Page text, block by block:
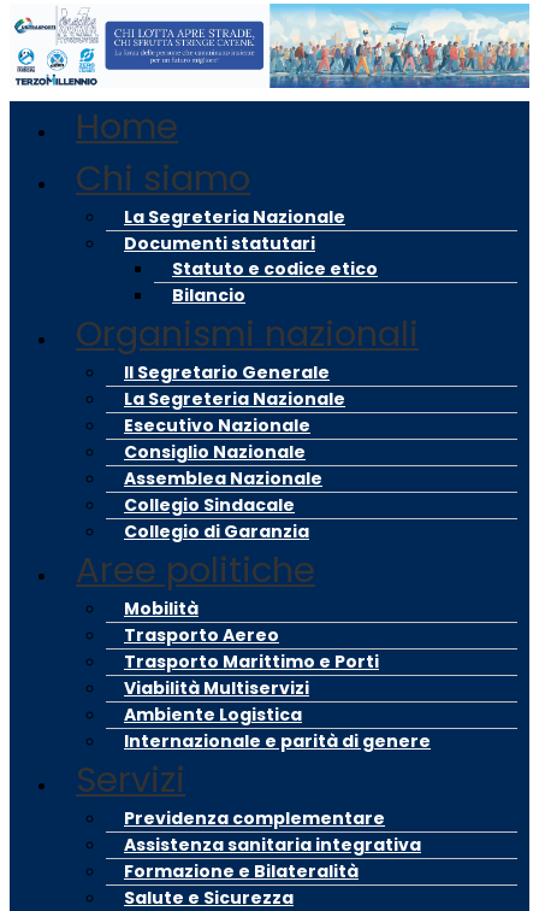
Vai
al
contenuto
Home
Chi siamo
La Segreteria Nazionale
Documenti statutari
Statuto e codice etico
Bilancio
Organismi nazionali
Il Segretario Generale
La Segreteria Nazionale
Esecutivo Nazionale
Consiglio Nazionale
Assemblea Nazionale
Collegio Sindacale
Collegio di Garanzia
Aree politiche
Mobilità
Trasporto Aereo
Trasporto Marittimo e Porti
Viabilità Multiservizi
Ambiente Logistica
Internazionale e parità di genere
Servizi
Previdenza complementare
Assistenza sanitaria integrativa
Formazione e Bilateralità
Salute e Sicurezza